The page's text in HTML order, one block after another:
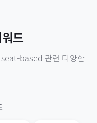
드
based 관련 다양한